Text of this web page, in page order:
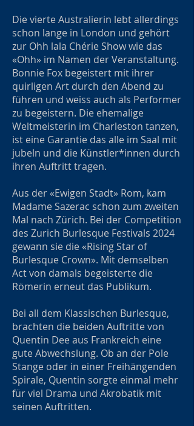
Die vierte Australierin lebt allerdings
schon lange in London und gehört
zur Ohh lala Chérie Show wie das
«Ohh» im Namen der Veranstaltung.
Bonnie Fox begeistert mit ihrer
quirligen Art durch den Abend zu
führen und weiss auch als Performer
zu begeistern. Die ehemalige
Weltmeisterin im Charleston tanzen,
ist eine Garantie das alle im Saal mit
jubeln und die Künstler*innen durch
ihren Auftritt tragen.
Aus der «Ewigen Stadt» Rom, kam
Madame Sazerac schon zum zweiten
Mal nach Zürich. Bei der Competition
des Zurich Burlesque Festivals 2024
gewann sie die «Rising Star of
Burlesque Crown». Mit demselben
Act von damals begeisterte die
Römerin erneut das Publikum.
Bei all dem Klassischen Burlesque,
brachten die beiden Auftritte von
Quentin Dee aus Frankreich eine
gute Abwechslung. Ob an der Pole
Stange oder in einer Freihängenden
Spirale, Quentin sorgte einmal mehr
für viel Drama und Akrobatik mit
seinen Auftritten.